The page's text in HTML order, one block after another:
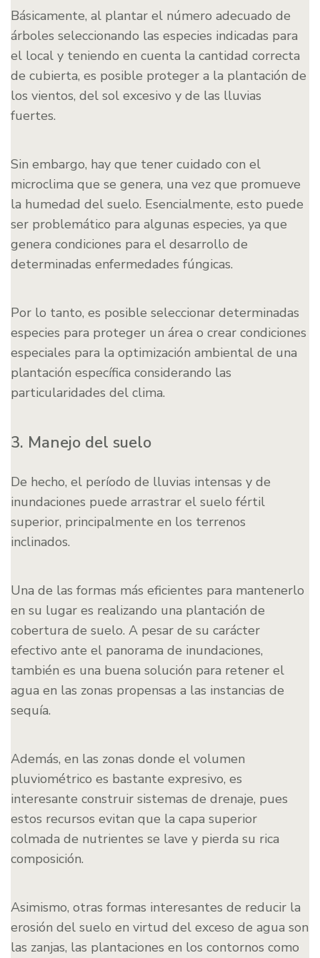
Básicamente, al plantar el número adecuado de
árboles seleccionando las especies indicadas para
el local y teniendo en cuenta la cantidad correcta
de cubierta, es posible proteger a la plantación de
los vientos, del sol excesivo y de las lluvias
fuertes.
Sin embargo, hay que tener cuidado con el
microclima que se genera, una vez que promueve
la humedad del suelo. Esencialmente, esto puede
ser problemático para algunas especies, ya que
genera condiciones para el desarrollo de
determinadas enfermedades fúngicas.
Por lo tanto, es posible seleccionar determinadas
especies para proteger un área o crear condiciones
especiales para la optimización ambiental de una
plantación específica considerando las
particularidades del clima.
3. Manejo del suelo
De hecho, el período de lluvias intensas y de
inundaciones puede arrastrar el suelo fértil
superior, principalmente en los terrenos
inclinados.
Una de las formas más eficientes para mantenerlo
en su lugar es realizando una plantación de
cobertura de suelo. A pesar de su carácter
efectivo ante el panorama de inundaciones,
también es una buena solución para retener el
agua en las zonas propensas a las instancias de
sequía.
Además, en las zonas donde el volumen
pluviométrico es bastante expresivo, es
interesante construir sistemas de drenaje, pues
estos recursos evitan que la capa superior
colmada de nutrientes se lave y pierda su rica
composición.
Asimismo, otras formas interesantes de reducir la
erosión del suelo en virtud del exceso de agua son
las zanjas, las plantaciones en los contornos como